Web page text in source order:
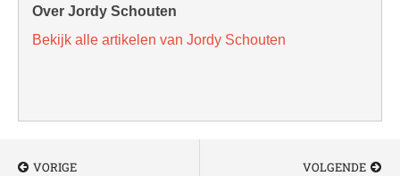
Over Jordy Schouten
Bekijk alle artikelen van Jordy Schouten
VORIGE VOLGENDE